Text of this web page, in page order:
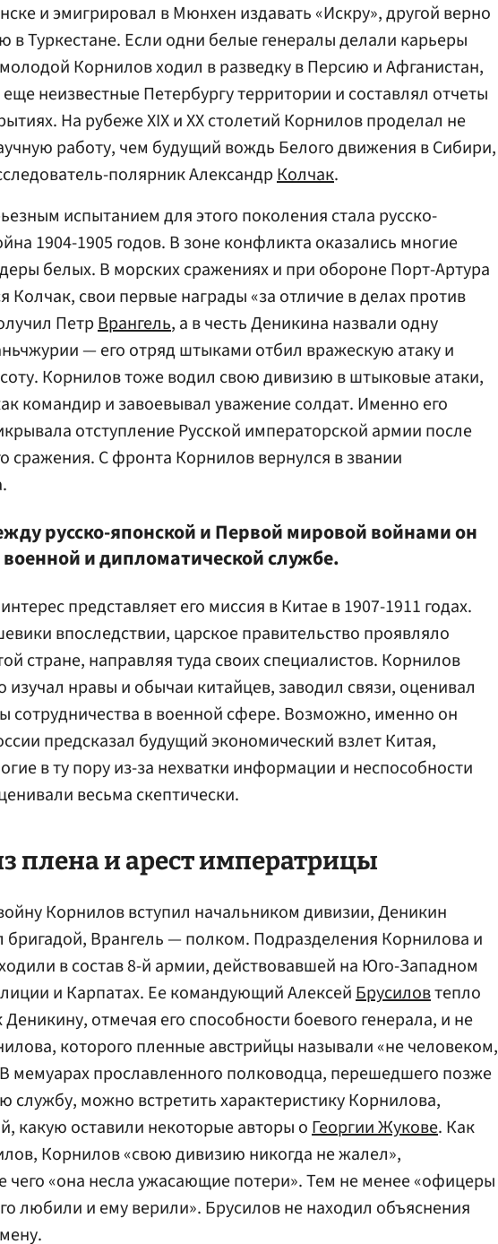
и эмигрировал в Мюнхен издавать «Искру», другой верно
в Туркестане. Если одни белые генералы делали карьеры
Корнилов ходил в разведку в Персию и Афганистан,
неизвестные Петербургу территории и составлял отчеты
На рубеже XIX и XX столетий Корнилов проделал не
работу, чем будущий вождь Белого движения в Сибири,
полярник АлександрКолчак.
испытанием для этого поколения стала русско-
1904-1905 годов. В зоне конфликта оказались многие
белых. В морских сражениях и при обороне Порт-Артура
Колчак, свои первые награды «за отличие в делах против
ПетрВрангель, а в честь Деникина назвали одну
— его отряд штыками отбил вражескую атаку и
Корнилов тоже водил свою дивизию в штыковые атаки,
командир и завоевывал уважение солдат. Именно его
отступление Русской императорской армии после
сражения. С фронта Корнилов вернулся в звании
русско-японской и Первой мировой войнами он
и дипломатической службе.
представляет его миссия в Китае в 1907-1911 годах.
впоследствии, царское правительство проявляло
стране, направляя туда своих специалистов. Корнилов
изучал нравы и обычаи китайцев, заводил связи, оценивал
сотрудничества в военной сфере. Возможно, именно он
предсказал будущий экономический взлет Китая,
в ту пору из-за нехватки информации и неспособности
весьма скептически.
плена и арест императрицы
Корнилов вступил начальником дивизии, Деникин
бригадой, Врангель — полком. Подразделения Корнилова и
в состав 8-й армии, действовавшей на Юго-Западном
и Карпатах. Ее командующий АлексейБрусиловтепло
Деникину, отмечая его способности боевого генерала, и не
которого пленные австрийцы называли «не человеком,
В мемуарах прославленного полководца, перешедшего позже
службу, можно встретить характеристику Корнилова,
какую оставили некоторые авторы оГеоргии Жукове. Как
Корнилов «свою дивизию никогда не жалел»,
чего «она несла ужасающие потери». Тем не менее «офицеры
любили и ему верили». Брусилов не находил объяснения